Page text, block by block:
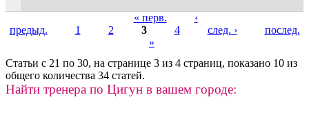
Страницы
« перв.
‹
предыд.
1 2 3 4 след. ›
послед.
»
Статьи с 21 по 30, на странице 3 из 4 страниц, показано 10 из
общего количества 34 статей.
Найти тренера по Цигун в вашем городе: